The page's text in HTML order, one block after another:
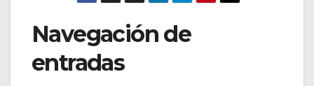
Navegación de
entradas